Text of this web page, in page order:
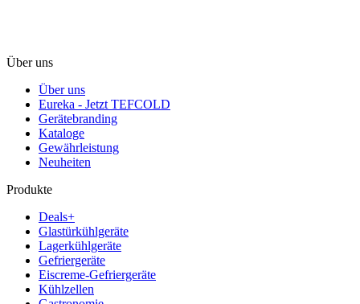
Über uns
Über uns
Eureka - Jetzt TEFCOLD
Gerätebranding
Kataloge
Gewährleistung
Neuheiten
Produkte
Deals+
Glastürkühlgeräte
Lagerkühlgeräte
Gefriergeräte
Eiscreme-Gefriergeräte
Kühlzellen